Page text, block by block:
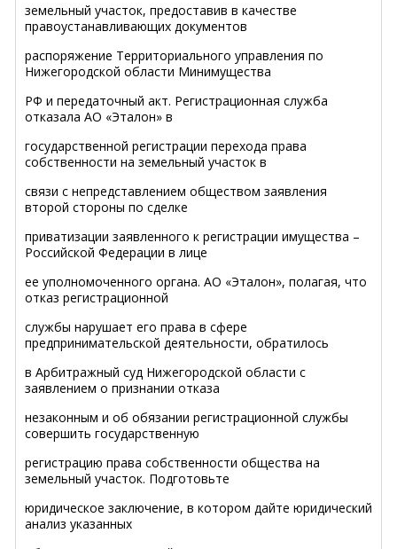
земельный участок, предоставив в качестве
правоустанавливающих документов
распоряжение Территориального управления по
Нижегородской области Минимущества
РФ и передаточный акт. Регистрационная служба
отказала АО «Эталон» в
государственной регистрации перехода права
собственности на земельный участок в
связи с непредставлением обществом заявления
второй стороны по сделке
приватизации заявленного к регистрации имущества –
Российской Федерации в лице
ее уполномоченного органа. АО «Эталон», полагая, что
отказ регистрационной
службы нарушает его права в сфере
предпринимательской деятельности, обратилось
в Арбитражный суд Нижегородской области с
заявлением о признании отказа
незаконным и об обязании регистрационной службы
совершить государственную
регистрацию права собственности общества на
земельный участок. Подготовьте
юридическое заключение, в котором дайте юридический
анализ указанных